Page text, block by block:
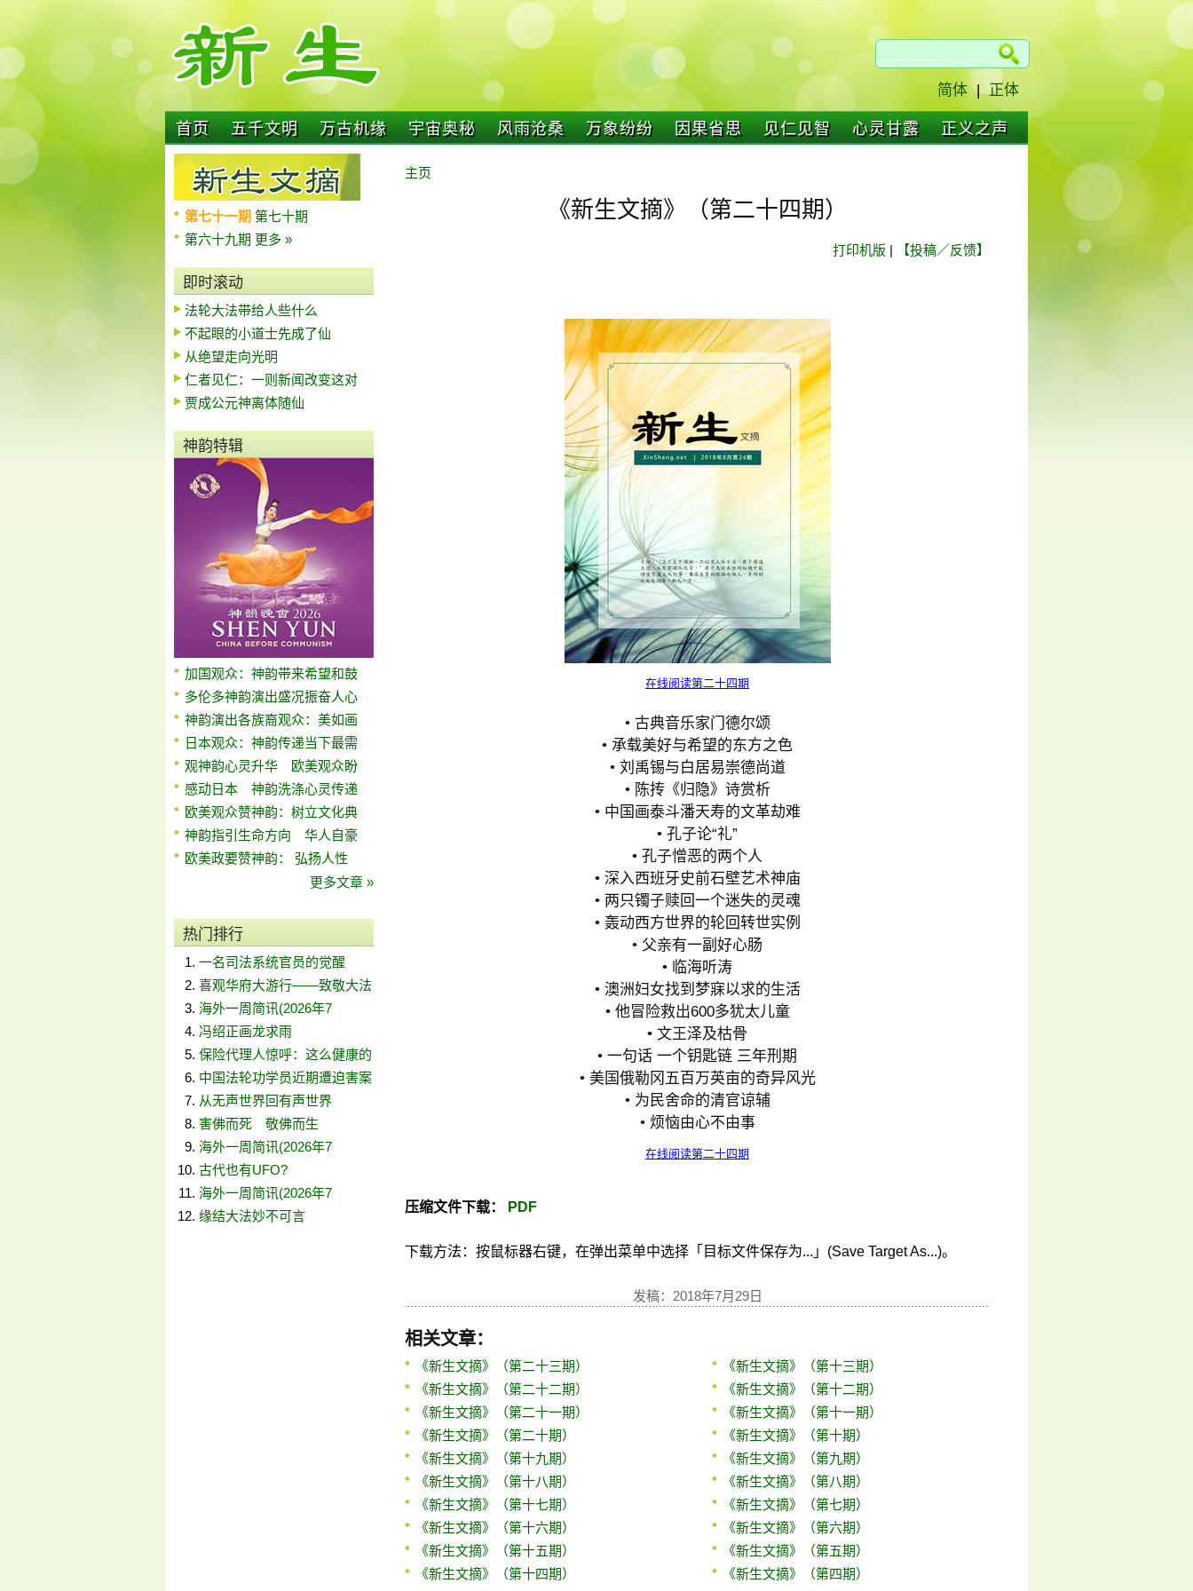
简体 | 正体
首页 五千文明 万古机缘 宇宙奥秘 风雨沧桑 万象纷纷 因果省思 见仁见智 心灵甘露 正义之声
第七十一期 第七十期
第六十九期 更多 »
即时滚动
法轮大法带给人些什么
不起眼的小道士先成了仙
从绝望走向光明
仁者见仁：一则新闻改变这对
贾成公元神离体随仙
神韵特辑
加国观众：神韵带来希望和鼓
多伦多神韵演出盛况振奋人心
神韵演出各族裔观众：美如画
日本观众：神韵传递当下最需
观神韵心灵升华 欧美观众盼
感动日本 神韵洗涤心灵传递
欧美观众赞神韵：树立文化典
神韵指引生命方向 华人自豪
欧美政要赞神韵： 弘扬人性
更多文章 »
热门排行
一名司法系统官员的觉醒
喜观华府大游行——致敬大法
海外一周简讯(2026年7
冯绍正画龙求雨
保险代理人惊呼：这么健康的
中国法轮功学员近期遭迫害案
从无声世界回有声世界
害佛而死 敬佛而生
海外一周简讯(2026年7
古代也有UFO?
海外一周简讯(2026年7
缘结大法妙不可言
主页
《新生文摘》（第二十四期）
打印机版 | 【投稿／反馈】
在线阅读第二十四期
• 古典音乐家门德尔颂
• 承载美好与希望的东方之色
• 刘禹锡与白居易崇德尚道
• 陈抟《归隐》诗赏析
• 中国画泰斗潘天寿的文革劫难
• 孔子论“礼”
• 孔子憎恶的两个人
• 深入西班牙史前石壁艺术神庙
• 两只镯子赎回一个迷失的灵魂
• 轰动西方世界的轮回转世实例
• 父亲有一副好心肠
• 临海听涛
• 澳洲妇女找到梦寐以求的生活
• 他冒险救出600多犹太儿童
• 文王泽及枯骨
• 一句话 一个钥匙链 三年刑期
• 美国俄勒冈五百万英亩的奇异风光
• 为民舍命的清官谅辅
• 烦恼由心不由事
在线阅读第二十四期
压缩文件下载： PDF
下载方法：按鼠标器右键，在弹出菜单中选择「目标文件保存为...」(Save Target As...)。
发稿：2018年7月29日
相关文章：
《新生文摘》（第二十三期）
《新生文摘》（第二十二期）
《新生文摘》（第二十一期）
《新生文摘》（第二十期）
《新生文摘》（第十九期）
《新生文摘》（第十八期）
《新生文摘》（第十七期）
《新生文摘》（第十六期）
《新生文摘》（第十五期）
《新生文摘》（第十四期）
《新生文摘》（第十三期）
《新生文摘》（第十二期）
《新生文摘》（第十一期）
《新生文摘》（第十期）
《新生文摘》（第九期）
《新生文摘》（第八期）
《新生文摘》（第七期）
《新生文摘》（第六期）
《新生文摘》（第五期）
《新生文摘》（第四期）